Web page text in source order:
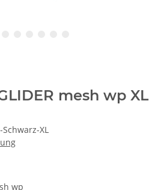
mesh wp XL
Schwarz-XL
wp